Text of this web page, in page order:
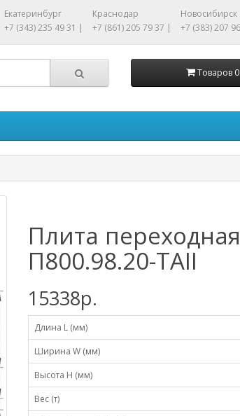
Екатеринбург
+7 (343) 235 49 31 |
Краснодар
+7 (861) 205 79 37 |
Новосибирск
+7 (383) 207
Товаров
Плита переходная
П800.98.20-ТАII
15338р.
Длина L (мм)
Ширина W (мм)
Высота H (мм)
Вес (т)